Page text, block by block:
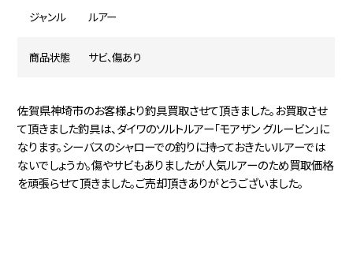
ジャンル ルアー
商品状態 サビ、傷あり
佐賀県神埼市のお客様より釣具買取させて頂きました。お買取させ
て頂きました釣具は、ダイワのソルトルアー「モアザン グルービン」に
なります。シーバスのシャローでの釣りに持っておきたいルアーでは
ないでしょうか。傷やサビもありましたが人気ルアーのため買取価格
を頑張らせて頂きました。ご売却頂きありがとうございました。